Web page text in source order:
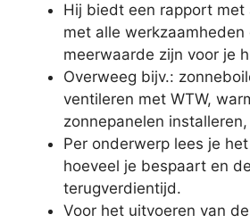
Hij biedt een rapport met
met alle werkzaamheden
meerwaarde zijn voor je
Overweeg bijv.:
ventileren met WTW,
zonnepanelen
Per onderwerp lees je
hoeveel je bespaart en
terugverdientijd.
Voor het uitvoeren van